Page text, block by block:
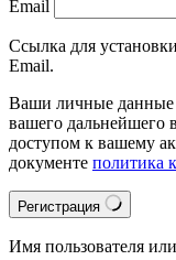
Email
Ссылка для
Email.
Ваши личные данные
вашего дальнейшего
доступом к вашему
документе политика
Регистрация
Имя пользователя